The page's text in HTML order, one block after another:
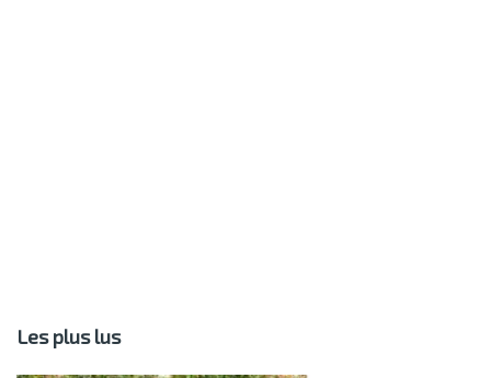
Les plus lus